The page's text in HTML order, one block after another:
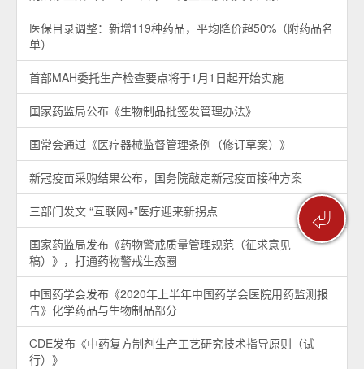
⏎
医保目录调整：新增119种药品，平均降价超50%（附药品名
单）
首部MAH委托生产检查要点将于1月1日起开始实施
国家药监局公布《生物制品批签发管理办法》
国常会通过《医疗器械监督管理条例（修订草案）》
新冠疫苗采购结果公布，国务院敲定新冠疫苗接种方案
三部门发文 “互联网+”医疗迎来新拐点
国家药监局发布《药物警戒质量管理规范（征求意见
稿）》，打通药物警戒生态圈
中国药学会发布《2020年上半年中国药学会医院用药监测报
告》化学药品与生物制品部分
CDE发布《中药复方制剂生产工艺研究技术指导原则（试
行）》